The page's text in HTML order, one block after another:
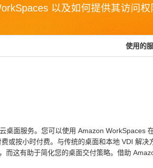
以及如何提供其访问权
使用的
桌面服务。您可以使用 Amazon
或按小时付费。与传统的桌面和本地 VDI 解
而这有助于简化您的桌面交付策略。借助